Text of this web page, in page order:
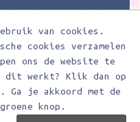
van cookies.
cookies verzamelen
ons de website te
dit werkt? Klik dan op
Ga je akkoord met de
knop.
36